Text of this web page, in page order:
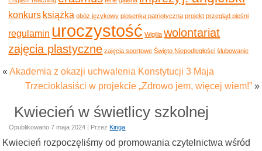
konkurs książka obóz językowy piosenka patriotyczna projekt przegląd pieśni
regulamin uroczystość Wigilia wolontariat
zajęcia plastyczne zajęcia sportowe Święto Niepodległości ślubowanie
«Akademia z okazji uchwalenia Konstytucji 3 Maja
Trzecioklasiści w projekcie „Zdrowo jem, więcej wiem!”»
Kwiecień w świetlicy szkolnej
Opublikowano 7 maja 2024 | Przez Kinga
Kwiecień rozpoczęliśmy od promowania czytelnictwa wśród